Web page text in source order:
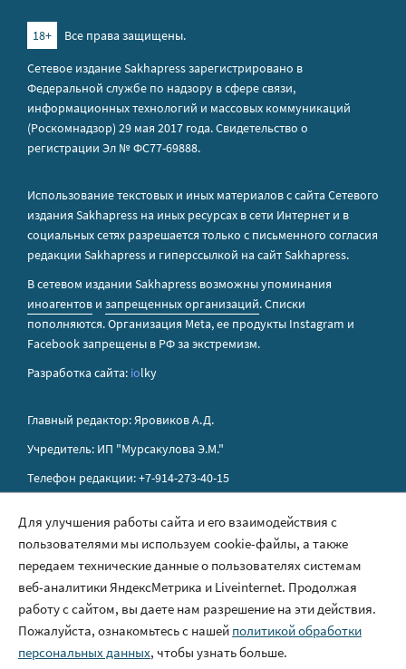
18+
Все права защищены.
Сетевое издание Sakhapress зарегистрировано в
Федеральной службе по надзору в сфере связи,
информационных технологий и массовых коммуникаций
(Роскомнадзор) 29 мая 2017 года. Свидетельство о
регистрации Эл № ФС77-69888.
Использование текстовых и иных материалов с сайта Сетевого
издания Sakhapress на иных ресурсах в сети Интернет и в
социальных сетях разрешается только с письменного согласия
редакции Sakhapress и гиперссылкой на сайт Sakhapress.
В сетевом издании Sakhapress возможны упоминания
иноагентов и запрещенных организаций. Списки
пополняются. Организация Metа, ее продукты Instagram и
Facebook запрещены в РФ за экстремизм.
Разработка сайта: iolky
Главный редактор: Яровиков А.Д.
Учредитель: ИП "Мурсакулова Э.М."
Телефон редакции: +7-914-273-40-15
Правила сайта
Политика обработки персональных данных
Размещение рекламы
Контакты
Для улучшения работы сайта и его взаимодействия с
пользователями мы используем cookie-файлы, а также
передаем технические данные о пользователях системам
веб-аналитики ЯндексМетрика и Liveinternet. Продолжая
работу с сайтом, вы даете нам разрешение на эти действия.
Пожалуйста, ознакомьтесь с нашей политикой обработки
персональных данных, чтобы узнать больше.